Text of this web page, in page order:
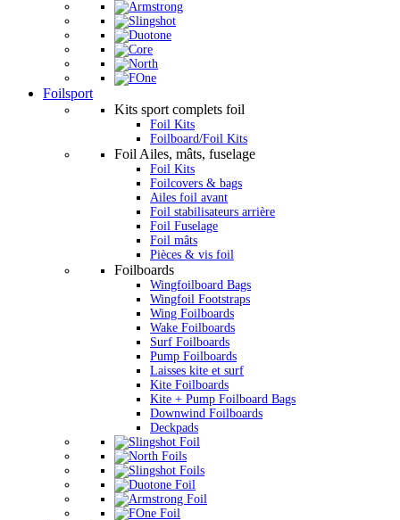
Foilsport
Kits sport complets foil
Foil Kits
Foilboard/Foil Kits
Foil Ailes, mâts, fuselage
Foil Kits
Foilcovers & bags
Ailes foil avant
Foil stabilisateurs arrière
Foil Fuselage
Foil mâts
Pièces & vis foil
Foilboards
Wingfoilboard Bags
Wingfoil Footstraps
Wing Foilboards
Wake Foilboards
Surf Foilboards
Pump Foilboards
Laisses kite et surf
Kite Foilboards
Kite + Pump Foilboard Bags
Downwind Foilboards
Deckpads